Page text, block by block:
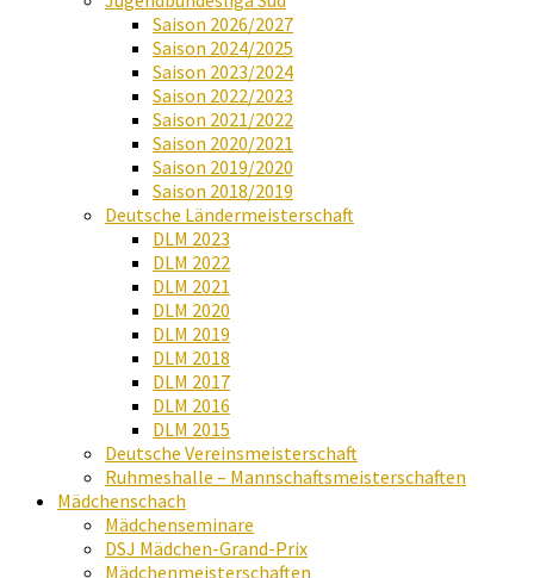
Saison 2026/2027
Saison 2024/2025
Saison 2023/2024
Saison 2022/2023
Saison 2021/2022
Saison 2020/2021
Saison 2019/2020
Saison 2018/2019
Deutsche Ländermeisterschaft
DLM 2023
DLM 2022
DLM 2021
DLM 2020
DLM 2019
DLM 2018
DLM 2017
DLM 2016
DLM 2015
Deutsche Vereinsmeisterschaft
Ruhmeshalle – Mannschaftsmeisterschaften
Mädchenschach
Mädchenseminare
DSJ Mädchen-Grand-Prix
Mädchenmeisterschaften